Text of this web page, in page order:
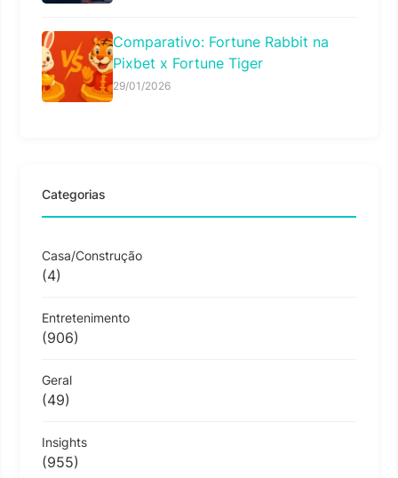
Comparativo: Fortune Rabbit na
Pixbet x Fortune Tiger
29/01/2026
Categorias
Casa/Construção
(4)
Entretenimento
(906)
Geral
(49)
Insights
(955)